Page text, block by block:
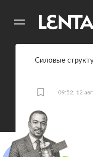
Силовые
09:52, 12